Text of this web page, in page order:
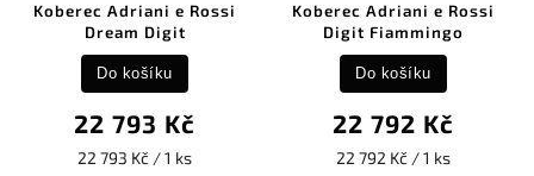
Koberec Adriani e Rossi
Dream Digit
22 793 Kč
22 793 Kč / 1 ks
Do košíku
Koberec Adriani e Rossi
Digit Fiammingo
22 792 Kč
22 792 Kč / 1 ks
Do košíku